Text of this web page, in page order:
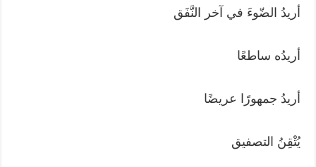
أريدُ الضّوءَ في آخر النَّفَق
أريدُه ساطعًا
أريدُ جمهورًا عريضًا
يُتْقِنُ التصفيق